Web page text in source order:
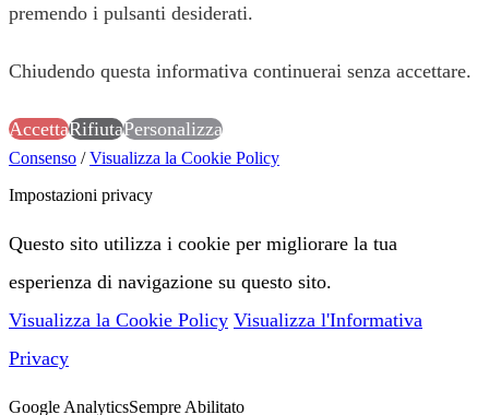
premendo i pulsanti desiderati.
Chiudendo questa informativa continuerai senza accettare.
AccettaRifiutaPersonalizza
Consenso /Visualizza la Cookie Policy
Impostazioni privacy
Questo sito utilizza i cookie per migliorare la tua
esperienza di navigazione su questo sito.
Visualizza la Cookie Policy Visualizza l'Informativa
Privacy
Google AnalyticsSempre Abilitato